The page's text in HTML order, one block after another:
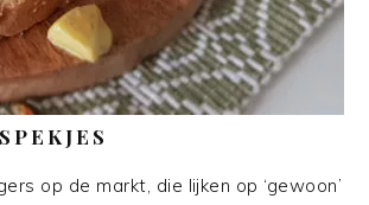
op de markt, die lijken op ‘gewoon’